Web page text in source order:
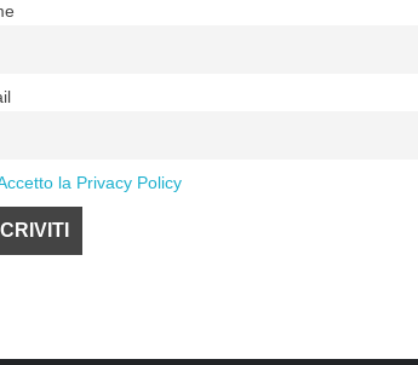
la Privacy Policy